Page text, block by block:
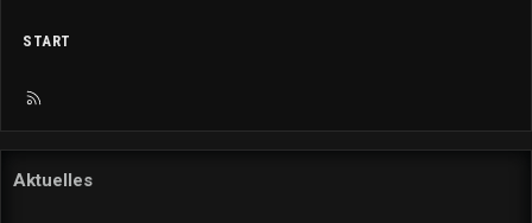
START
R
Aktuelles